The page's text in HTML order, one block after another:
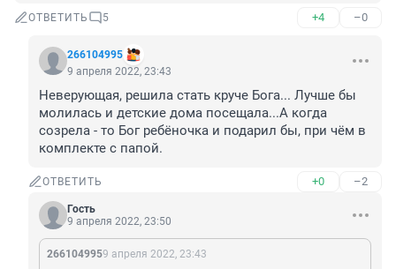
ОТВЕТИТЬ 5 +4 –0
266104995
9 апреля 2022, 23:43
Неверующая, решила стать круче Бога... Лучше бы
молилась и детские дома посещала...А когда
созрела - то Бог ребёночка и подарил бы, при чём в
комплекте с папой.
ОТВЕТИТЬ +0 –2
Гость
9 апреля 2022, 23:50
2661049959 апреля 2022, 23:43